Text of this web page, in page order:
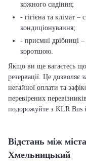
кожного сидіння;
- гігієна та клімат –
кондиціонування;
- приємні дрібниці
коротшою.
Якщо ви ще вагаєтесь
резервації. Це дозволяє
негайної оплати та
перевірених
подорожуйте з KLR Bus
Відстань між
Хмельницький